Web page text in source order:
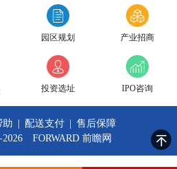
园区规划 产业招商
投资选址 IPO咨询
助 配送支付
售后保障
2026 FORWARD 前瞻网